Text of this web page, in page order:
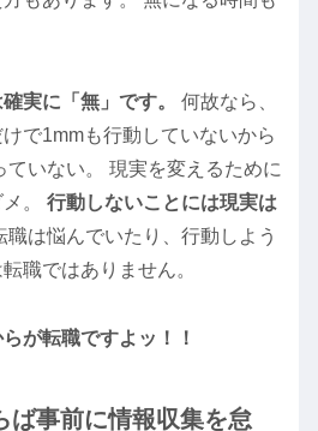
実に「無」です。
何故なら、
で1mmも行動していないから
ていない。 現実を変えるために
。 行動しないことには現実は
職は悩んでいたり、行動しよう
職ではありません。
が転職ですよッ！！
ば事前に情報収集を怠